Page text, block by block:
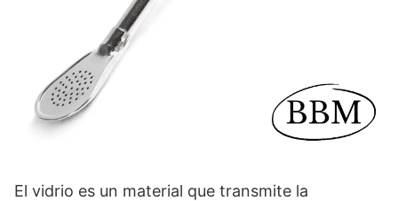
El vidrio es un material que transmite la